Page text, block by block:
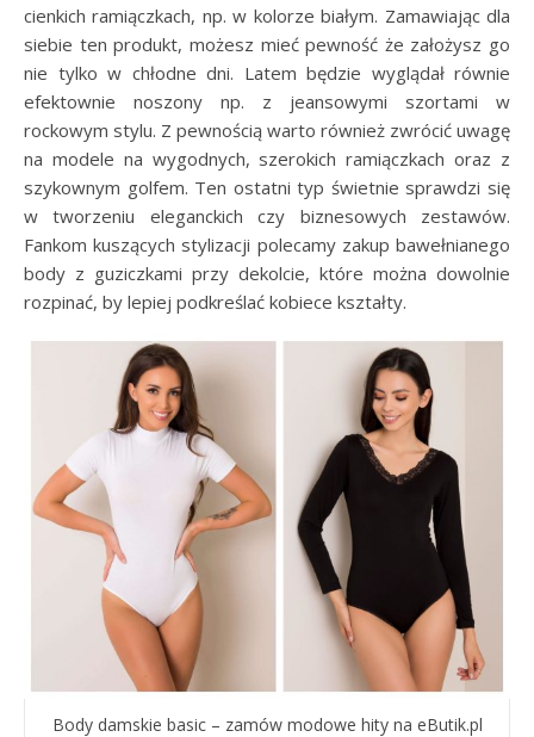
cienkich ramiączkach, np. w kolorze białym. Zamawiając dla
siebie ten produkt, możesz mieć pewność że założysz go
nie tylko w chłodne dni. Latem będzie wyglądał równie
efektownie noszony np. z jeansowymi szortami w
rockowym stylu. Z pewnością warto również zwrócić uwagę
na modele na wygodnych, szerokich ramiączkach oraz z
szykownym golfem. Ten ostatni typ świetnie sprawdzi się
w tworzeniu eleganckich czy biznesowych zestawów.
Fankom kuszących stylizacji polecamy zakup bawełnianego
body z guziczkami przy dekolcie, które można dowolnie
rozpinać, by lepiej podkreślać kobiece kształty.
Body damskie basic – zamów modowe hity na eButik.pl